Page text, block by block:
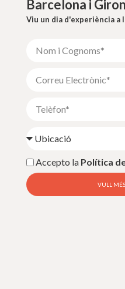
Barcelona i
Viu un dia d'experiència a
Accepto la Política
VULL